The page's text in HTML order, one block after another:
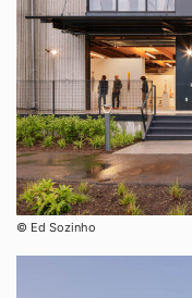
©︎ Ed Sozinho